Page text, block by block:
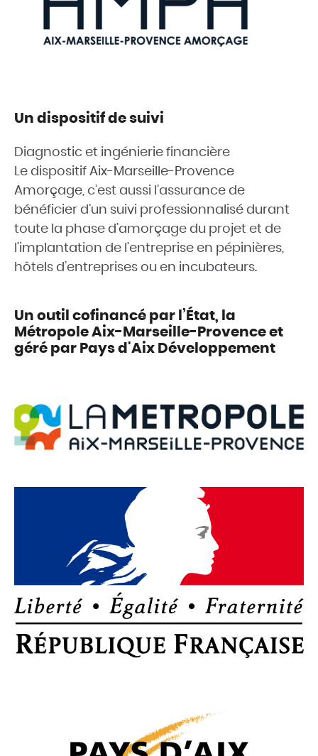
Un dispositif de suivi
Diagnostic et ingénierie financière
Le dispositif Aix-Marseille-Provence
Amorçage, c’est aussi l’assurance de
bénéficier d’un suivi professionnalisé durant
toute la phase d’amorçage du projet et de
l’implantation de l’entreprise en pépinières,
hôtels d’entreprises ou en incubateurs.
Un outil cofinancé par l’État, la
Métropole Aix-Marseille-Provence et
géré par Pays d'Aix Développement